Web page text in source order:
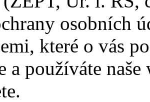
osobních
které o vás
a používáte